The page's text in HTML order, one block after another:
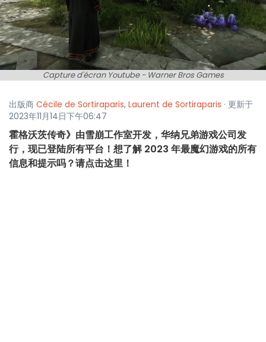
Capture d'écran Youtube - Warner Bros Games
出版商 Cécile de Sortiraparis, Laurent de Sortiraparis · 更新于
2023年11月14日下午06:47
霍格沃茨传奇》由雪崩工作室开发，华纳兄弟游戏公司发
行，现已登陆所有平台！想了解 2023 年最魔幻游戏的所有
信息和提示吗？请点击这里！